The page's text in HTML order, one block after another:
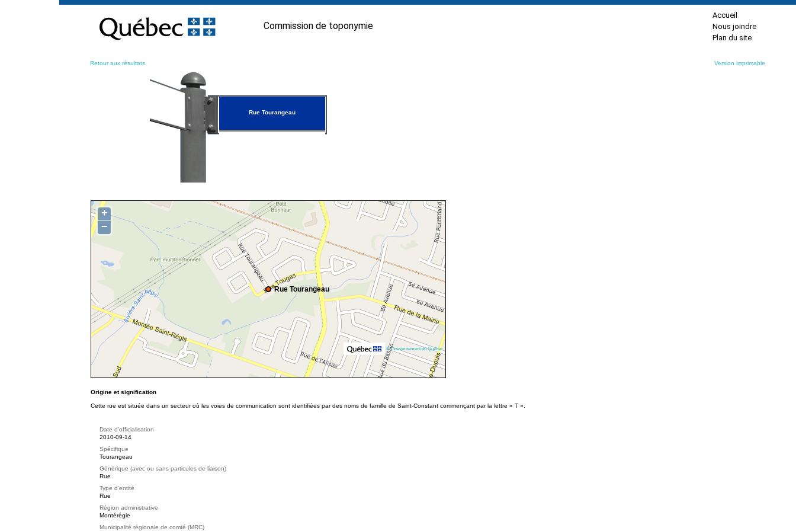
contenu
Commission de toponymie
Accueil
Nous joindre
Plan du site
Retour aux résultats Version imprimable
Rue Tourangeau
Rue Tourangeau
+
−
© Gouvernement du Québec
Origine et signification
Cette rue est située dans un secteur où les voies de communication sont identifiées par des noms de famille de Saint-Constant commençant par la lettre « T ».
Date d'officialisation
2010-09-14
Spécifique
Tourangeau
Générique (avec ou sans particules de liaison)
Rue
Type d'entité
Rue
Région administrative
Montérégie
Municipalité régionale de comté (MRC)